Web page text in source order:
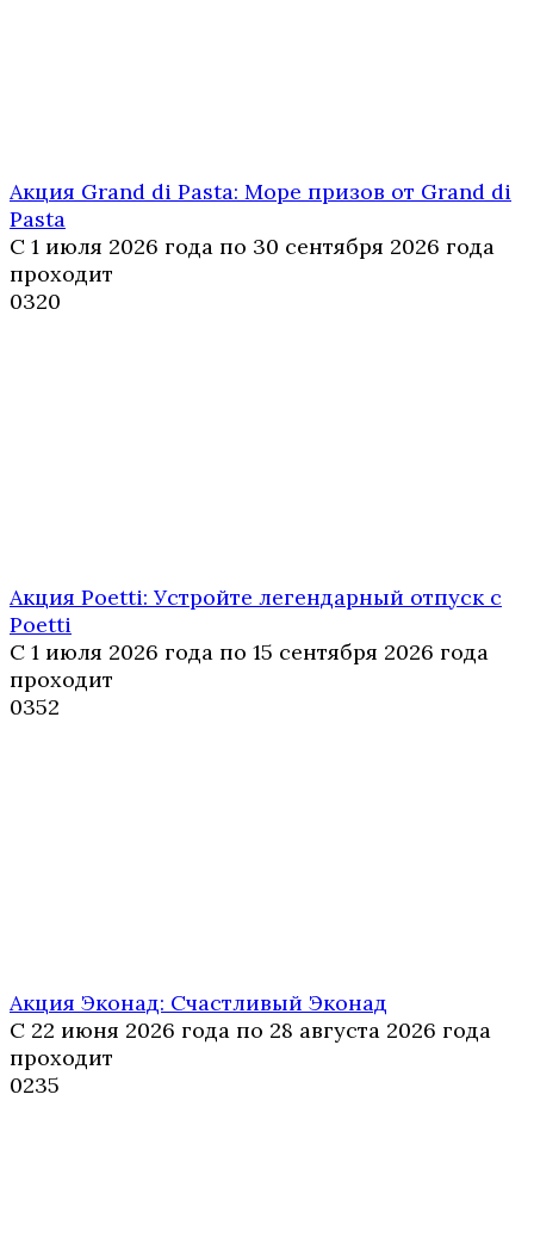
Акция Grand di Pasta: Море призов от Grand di
Pasta
С 1 июля 2026 года по 30 сентября 2026 года
проходит
0320
Акция Poetti: Устройте легендарный отпуск с
Poetti
С 1 июля 2026 года по 15 сентября 2026 года
проходит
0352
Акция Эконад: Счастливый Эконад
С 22 июня 2026 года по 28 августа 2026 года
проходит
0235